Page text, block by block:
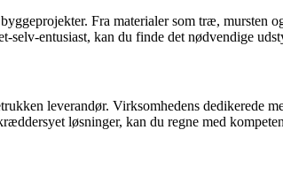
Fra materialer som træ,
entusiast, kan du finde det nødvendige
leverandør. Virksomhedens dedikerede
løsninger, kan du regne med